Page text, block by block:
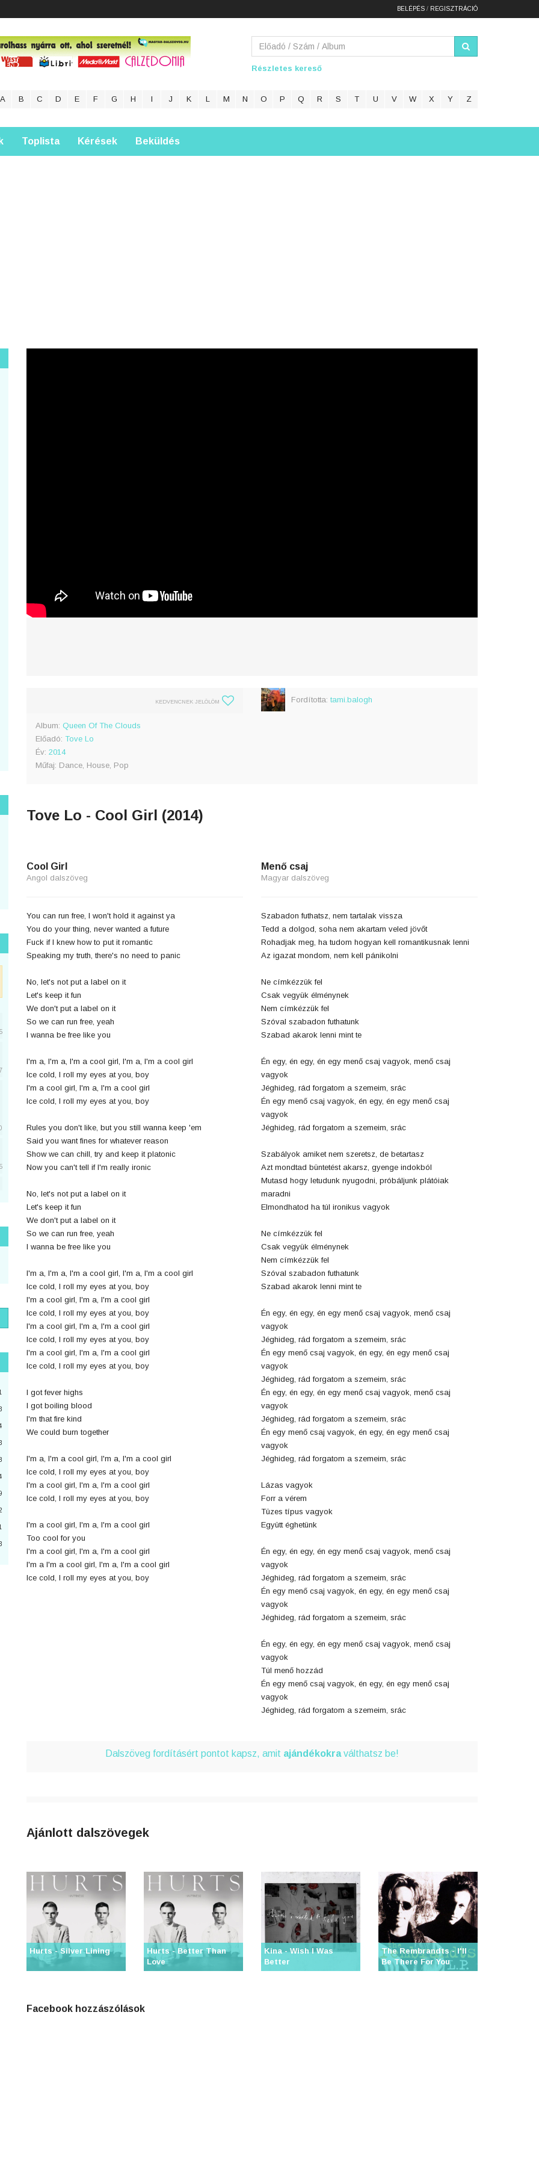
BELÉPÉS / REGISZTRÁCIÓ
Részletes kereső
A B C D E F G H I J K L M N O P Q R S T U V W X Y Z
Toplista Kérések Beküldés
KEDVENCNEK JELÖLÖM
Album: Queen Of The Clouds
Előadó: Tove Lo
Év: 2014
Műfaj: Dance, House, Pop
Fordította: tami.balogh
Tove Lo - Cool Girl (2014)
Cool Girl
Angol dalszöveg
You can run free, I won't hold it against ya
You do your thing, never wanted a future
Fuck if I knew how to put it romantic
Speaking my truth, there's no need to panic
No, let's not put a label on it
Let's keep it fun
We don't put a label on it
So we can run free, yeah
I wanna be free like you
I'm a, I'm a, I'm a cool girl, I'm a, I'm a cool girl
Ice cold, I roll my eyes at you, boy
I'm a cool girl, I'm a, I'm a cool girl
Ice cold, I roll my eyes at you, boy
Rules you don't like, but you still wanna keep 'em
Said you want fines for whatever reason
Show we can chill, try and keep it platonic
Now you can't tell if I'm really ironic
No, let's not put a label on it
Let's keep it fun
We don't put a label on it
So we can run free, yeah
I wanna be free like you
I'm a, I'm a, I'm a cool girl, I'm a, I'm a cool girl
Ice cold, I roll my eyes at you, boy
I'm a cool girl, I'm a, I'm a cool girl
Ice cold, I roll my eyes at you, boy
I'm a cool girl, I'm a, I'm a cool girl
Ice cold, I roll my eyes at you, boy
I'm a cool girl, I'm a, I'm a cool girl
Ice cold, I roll my eyes at you, boy
I got fever highs
I got boiling blood
I'm that fire kind
We could burn together
I'm a, I'm a cool girl, I'm a, I'm a cool girl
Ice cold, I roll my eyes at you, boy
I'm a cool girl, I'm a, I'm a cool girl
Ice cold, I roll my eyes at you, boy
I'm a cool girl, I'm a, I'm a cool girl
Too cool for you
I'm a cool girl, I'm a, I'm a cool girl
I'm a I'm a cool girl, I'm a, I'm a cool girl
Ice cold, I roll my eyes at you, boy
Menő csaj
Magyar dalszöveg
Szabadon futhatsz, nem tartalak vissza
Tedd a dolgod, soha nem akartam veled jövőt
Rohadjak meg, ha tudom hogyan kell romantikusnak lenni
Az igazat mondom, nem kell pánikolni
Ne címkézzük fel
Csak vegyük élménynek
Nem címkézzük fel
Szóval szabadon futhatunk
Szabad akarok lenni mint te
Én egy, én egy, én egy menő csaj vagyok, menő csaj
vagyok
Jéghideg, rád forgatom a szemeim, srác
Én egy menő csaj vagyok, én egy, én egy menő csaj
vagyok
Jéghideg, rád forgatom a szemeim, srác
Szabályok amiket nem szeretsz, de betartasz
Azt mondtad büntetést akarsz, gyenge indokból
Mutasd hogy letudunk nyugodni, próbáljunk plátóiak
maradni
Elmondhatod ha túl ironikus vagyok
Ne címkézzük fel
Csak vegyük élménynek
Nem címkézzük fel
Szóval szabadon futhatunk
Szabad akarok lenni mint te
Én egy, én egy, én egy menő csaj vagyok, menő csaj
vagyok
Jéghideg, rád forgatom a szemeim, srác
Én egy menő csaj vagyok, én egy, én egy menő csaj
vagyok
Jéghideg, rád forgatom a szemeim, srác
Én egy, én egy, én egy menő csaj vagyok, menő csaj
vagyok
Jéghideg, rád forgatom a szemeim, srác
Én egy menő csaj vagyok, én egy, én egy menő csaj
vagyok
Jéghideg, rád forgatom a szemeim, srác
Lázas vagyok
Forr a vérem
Tüzes típus vagyok
Együtt éghetünk
Én egy, én egy, én egy menő csaj vagyok, menő csaj
vagyok
Jéghideg, rád forgatom a szemeim, srác
Én egy menő csaj vagyok, én egy, én egy menő csaj
vagyok
Jéghideg, rád forgatom a szemeim, srác
Én egy, én egy, én egy menő csaj vagyok, menő csaj
vagyok
Túl menő hozzád
Én egy menő csaj vagyok, én egy, én egy menő csaj
vagyok
Jéghideg, rád forgatom a szemeim, srác
Dalszöveg fordításért pontot kapsz, amit ajándékokraválthatsz be!
Ajánlott dalszövegek
Hurts - Silver Lining
Hurts - Better Than
Love
Kina - Wish I Was
Better
The Rembrandts - I'll
Be There For You
Facebook hozzászólások